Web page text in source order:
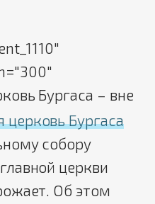
Бургаса – вне
собору
церкви
Об этом